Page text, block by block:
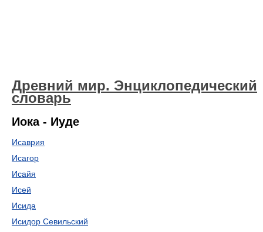
Древний мир. Энциклопедический
словарь
Иока - Иуде
Исаврия
Исагор
Исайя
Исей
Исида
Исидор Севильский